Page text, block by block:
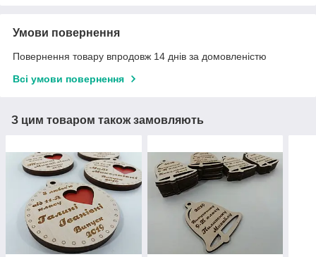
Умови повернення
Повернення товару впродовж 14 днів за домовленістю
Всі умови повернення
З цим товаром також замовляють